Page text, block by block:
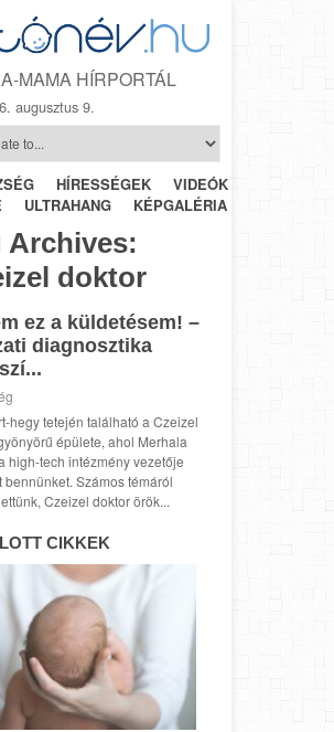
MAMA HÍRPORTÁL
augusztus 9.
HÍRESSÉGEK VIDEÓK
HÉTRŐL-
ULTRAHANG KÉPGALÉRIA
Archives:
doktor
ez a küldetésem! –
diagnosztika
hegy tetején található a Czeizel
épülete, ahol Merhala
high-tech intézmény vezetője
bennünket. Számos témáról
Czeizel doktor örök...
CIKKEK